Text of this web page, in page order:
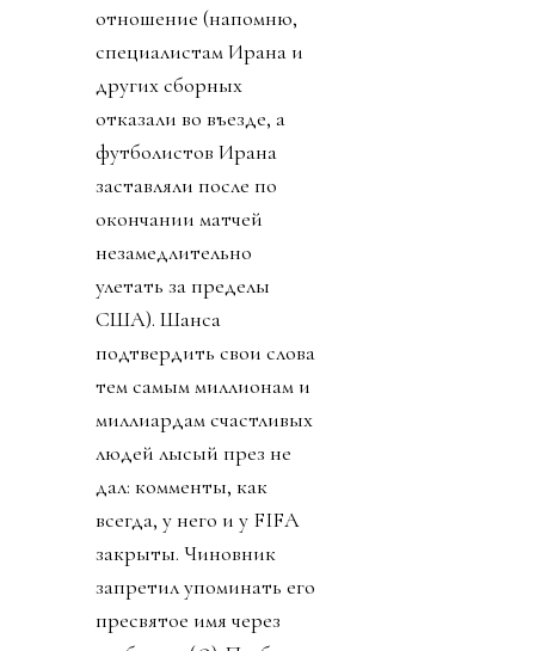
отношение (напомню,
специалистам Ирана и
других сборных
отказали во въезде, а
футболистов Ирана
заставляли после по
окончании матчей
незамедлительно
улетать за пределы
США). Шанса
подтвердить свои слова
тем самым миллионам и
миллиардам счастливых
людей лысый през не
дал: комменты, как
всегда, у него и у FIFA
закрыты. Чиновник
запретил упоминать его
пресвятое имя через